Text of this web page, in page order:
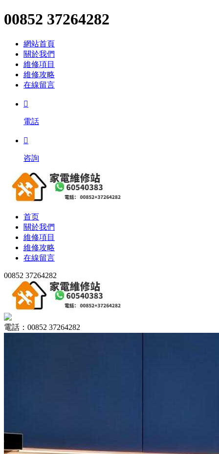
00852 37264282
網站首頁
關於我們
維修項目
維修攻略
在線留言

電話

咨詢
首页
關於我們
維修項目
維修攻略
在線留言
00852 37264282
電話：00852 37264282